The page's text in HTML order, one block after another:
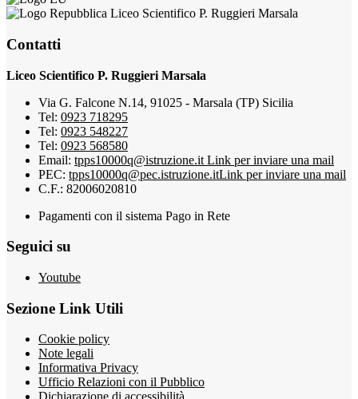
Liceo Scientifico P. Ruggieri Marsala
Contatti
Liceo Scientifico P. Ruggieri Marsala
Via G. Falcone N.14, 91025 - Marsala (TP) Sicilia
Tel: 0923 718295
Tel: 0923 548227
Tel: 0923 568580
Email: tpps10000q@istruzione.it Link per inviare una mail
PEC: tpps10000q@pec.istruzione.itLink per inviare una mail
C.F.: 82006020810
Pagamenti con il sistema Pago in Rete
Seguici su
Youtube
Sezione Link Utili
Cookie policy
Note legali
Informativa Privacy
Ufficio Relazioni con il Pubblico